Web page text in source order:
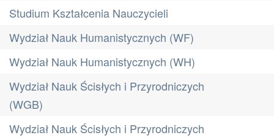
Studium Kształcenia Nauczycieli
Wydział Nauk Humanistycznych (WF)
Wydział Nauk Humanistycznych (WH)
Wydział Nauk Ścisłych i Przyrodniczych
(WGB)
Wydział Nauk Ścisłych i Przyrodniczych